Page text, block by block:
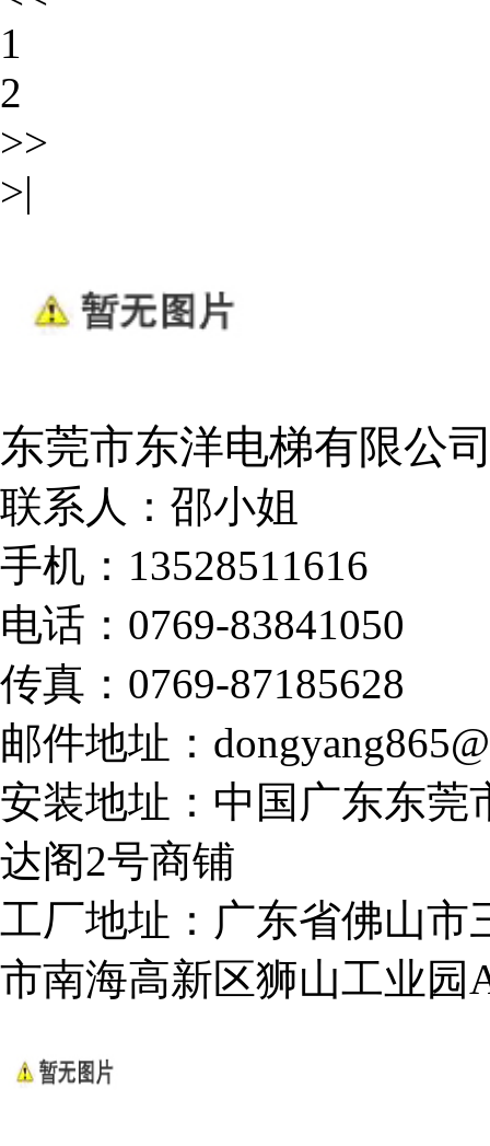
1
2
>>
>|
东莞市东洋电梯有限公
联系人：邵小姐
手机：13528511616
电话：0769-83841050
传真：0769-87185628
邮件地址：
安装地址：中国广东东莞
达阁2号商铺
工厂地址：广东省佛山市
市南海高新区狮山工业园